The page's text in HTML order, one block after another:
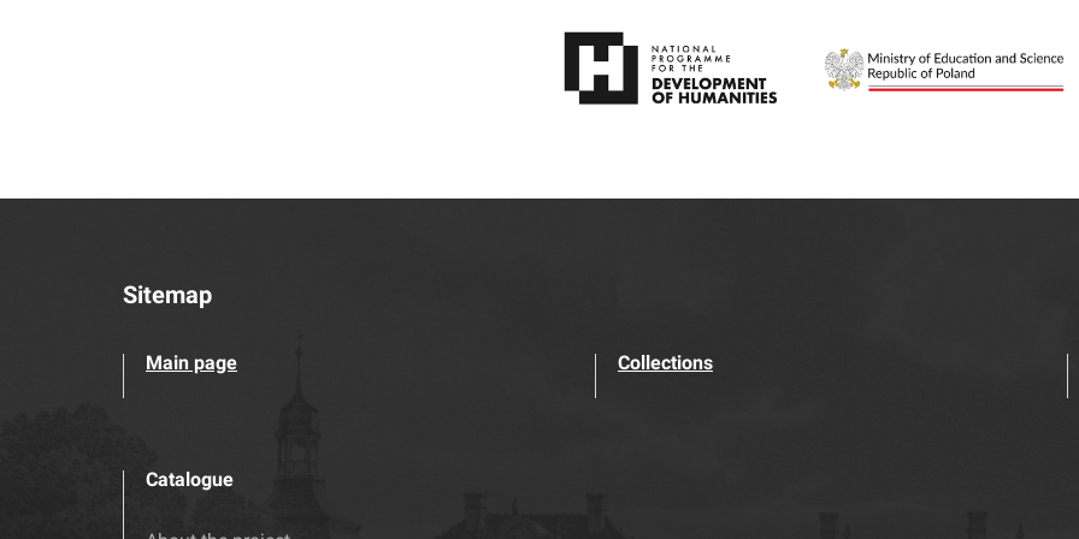
Sitemap
Main page Collections
Catalogue